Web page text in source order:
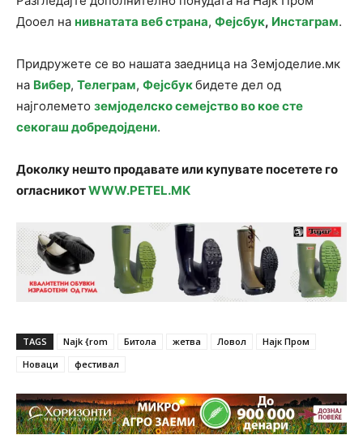
Дооел на нивнатата веб страна, Фејсбук, Инстаграм.
Придружете се во нашата заедница на Земјоделие.мк
на Вибер, Телеграм, Фејсбукбидете дел од
најголемето земјоделско семејство во кое сте
секогаш добредојдени.
Доколку нешто продавате или купувате посетете го
огласникотWWW.PETEL.MK
TAGS Najk {rom Битола жетва Ловол
Најк Пром
Новаци
фестивал